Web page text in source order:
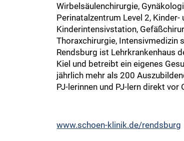
Wirbelsäulenchirurgie,
Perinatalzentrum Level 2,
Kinderintensivstation,
Thoraxchirurgie, Intensivmedizin
Rendsburg ist Lehrkrankenhaus
Kiel und betreibt ein eigenes
jährlich mehr als 200
PJ-lerinnen und PJ-lern direkt vor
www.schoen-klinik.de/rendsburg